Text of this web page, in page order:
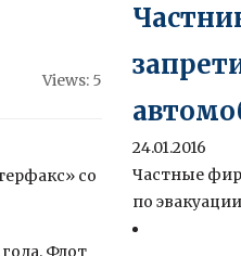
Views: 5
со
Флот
24.01.2016
Частные
по